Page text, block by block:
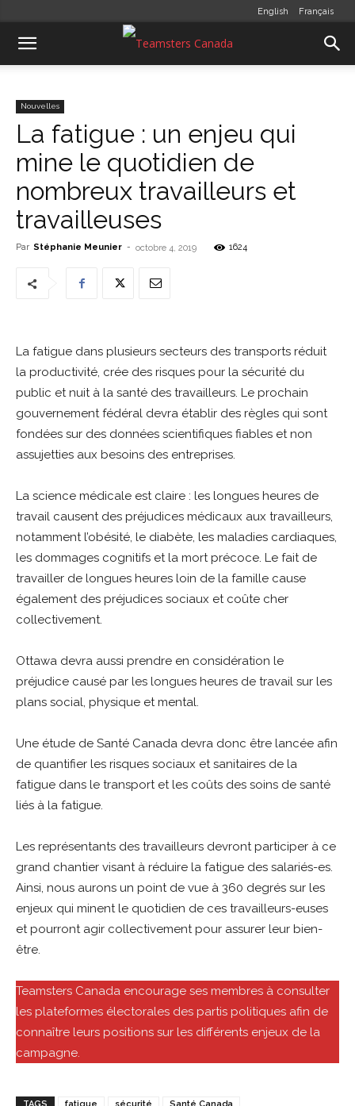
English Français
Nouvelles
La fatigue : un enjeu qui
mine le quotidien de
nombreux travailleurs et
travailleuses
Par Stéphanie Meunier - octobre 4, 2019 1624
La fatigue dans plusieurs secteurs des transports réduit
la productivité, crée des risques pour la sécurité du
public et nuit à la santé des travailleurs. Le prochain
gouvernement fédéral devra établir des règles qui sont
fondées sur des données scientifiques fiables et non
assujetties aux besoins des entreprises.
La science médicale est claire : les longues heures de
travail causent des préjudices médicaux aux travailleurs,
notamment l’obésité, le diabète, les maladies cardiaques,
les dommages cognitifs et la mort précoce. Le fait de
travailler de longues heures loin de la famille cause
également des préjudices sociaux et coûte cher
collectivement.
Ottawa devra aussi prendre en considération le
préjudice causé par les longues heures de travail sur les
plans social, physique et mental.
Une étude de Santé Canada devra donc être lancée afin
de quantifier les risques sociaux et sanitaires de la
fatigue dans le transport et les coûts des soins de santé
liés à la fatigue.
Les représentants des travailleurs devront participer à ce
grand chantier visant à réduire la fatigue des salariés-es.
Ainsi, nous aurons un point de vue à 360 degrés sur les
enjeux qui minent le quotidien de ces travailleurs-euses
et pourront agir collectivement pour assurer leur bien-
être.
Teamsters Canada encourage ses membres à consulter
les plateformes électorales des partis politiques afin de
connaître leurs positions sur les différents enjeux de la
campagne.